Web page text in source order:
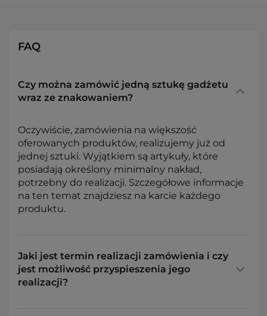
FAQ
Czy można zamówić jedną sztukę gadżetu
wraz ze znakowaniem?
Oczywiście, zamówienia na większość
oferowanych produktów, realizujemy już od
jednej sztuki. Wyjątkiem są artykuły, które
posiadają określony minimalny nakład,
potrzebny do realizacji. Szczegółowe informacje
na ten temat znajdziesz na karcie każdego
produktu.
Jaki jest termin realizacji zamówienia i czy
jest możliwość przyspieszenia jego
realizacji?